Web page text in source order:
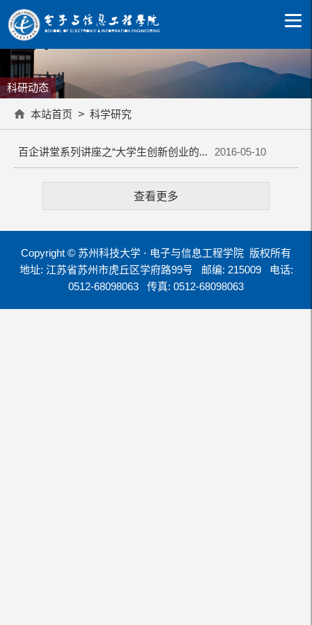
科研动态
本站首页 > 科学研究
百企讲堂系列讲座之“大学生创新创业的... 2016-05-10
查看更多
Copyright © 苏州科技大学 ⋅ 电子与信息工程学院 版权所有
地址: 江苏省苏州市虎丘区学府路99号
邮编: 215009
电话:
0512-68098063
传真: 0512-68098063